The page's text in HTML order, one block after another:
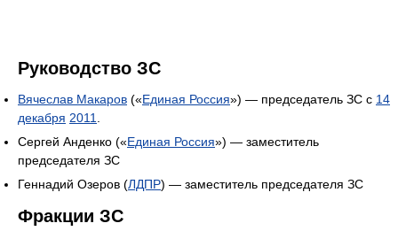
Руководство ЗС
Вячеслав Макаров («Единая Россия») — председатель ЗС с 14
декабря 2011
Сергей Анденко («Единая Россия») — заместитель
председателя ЗС
Геннадий Озеров (ЛДПР) — заместитель председателя ЗС
Фракции ЗС